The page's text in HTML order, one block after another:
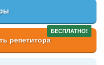
БЕСПЛАТНО!
репетитора